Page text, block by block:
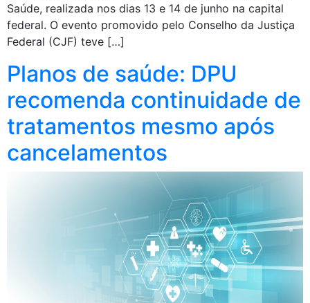
Saúde, realizada nos dias 13 e 14 de junho na capital
federal. O evento promovido pelo Conselho da Justiça
Federal (CJF) teve […]
Planos de saúde: DPU
recomenda continuidade de
tratamentos mesmo após
cancelamentos